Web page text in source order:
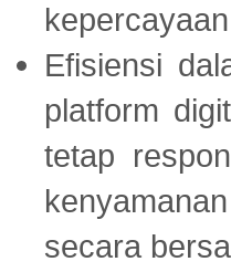
Efisiensi
platform
tetap
secara